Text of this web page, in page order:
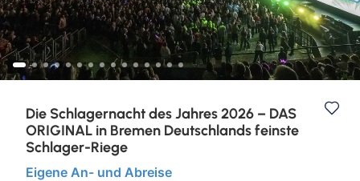
Kurzurlaub
Städtereisen
Die Schlagernacht des Jahres 2026 – DAS
ORIGINAL in Bremen Deutschlands feinste
Schlager-Riege
Eigene An- und Abreise